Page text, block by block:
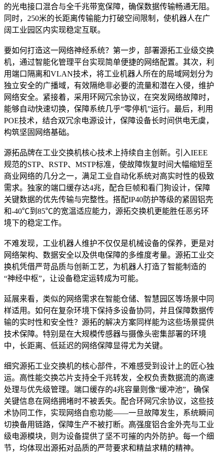
的光电接口混合与全千兆带宽保障，确保数据传输畅通无阻。
同时，250米的长距离传输能力打破空间限制，使机器人在广
阔工业园区内实现稳定互联。
要如何打造这一网络神经系统？第一步，部署源拓工业级交换
机，通过智能化管理平台实现简单便捷的网络配置。其次，利
用端口隔离和VLAN技术，将工业机器人所在的局域网划分为
独立安全的广播域，有效隔绝非必要的流量和潜在入侵，维护
网络安全。紧接着，采用环网冗余协议，在突发网络故障时，
能够自动快速切换，保障系统几乎“零停机”运行。最后，利用
POE技术，结合双冗余电源设计，保障设备长时间供电无虞，
构筑坚固网络基础。
源拓品牌在工业交换机核心技术上持续自主创新。引入IEEE
规范的STP、RSTP、MSTP标准，使故障恢复时间大幅缩短至
商业网络的几分之一，满足工业自动化系统对高实时性的极致
需求。独家的端口缓存达4兆，配合巨帧和看门狗设计，保障
关键数据的优先传输与完整性。搭配IP40防护等级的紧固铝壳
和-40℃到85℃的宽温适应能力，源拓交换机更能胜任恶劣环
境下的稳定工作。
不难发现，工业机器人维护不仅仅是机械设备的保养，更是对
网络架构、数据安全以及供电保障的多维度考量。源拓工业交
换机凭借严苛品质与创新工艺，为机器人打造了智能制造的
“神经中枢”，让设备稳定运转成为可能。
延展来看，类似的网络需求在智能仓储、智慧园区等场景中同
样适用。如何在复杂环境下保持多设备协同，并且保障数据传
输的实时性和安全性？源拓的解决方案同样能为这些场景提供
技术保障。特别是在大规模传感器与摄像头密集部署的环境
中，长距离、低延迟的网络保障显得尤为关键。
细究源拓工业交换机的核心部件，不难感受到设计上的匠心独
运。高性能交换芯片支持全千兆转发，全权负责数据流的高速
处理与优先级管理。端口缓存的4兆容量则像“缓冲池”，确保
关键信息在网络拥堵时不被丢失。配合环网冗余协议，这些技
术协同工作，实现网络自愈功能——一旦故障发生，系统瞬间
切换备用链路，保障生产不被打断。高强度铝合金外壳与工业
级电源模块，则为设备提供了坚不可摧的内外防护。每一个细
节，均体现出源拓对品质的严苛要求和精益求精的精神。